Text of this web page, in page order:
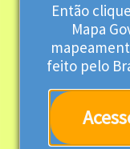
Então
Mapa
feito pelo